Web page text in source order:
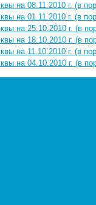
на 08.11.2010 г. (в
на 01.11.2010 г. (в
на 25.10.2010 г. (в
на 18.10.2010 г. (в
на 11.10.2010 г. (в
на 04.10.2010 г. (в